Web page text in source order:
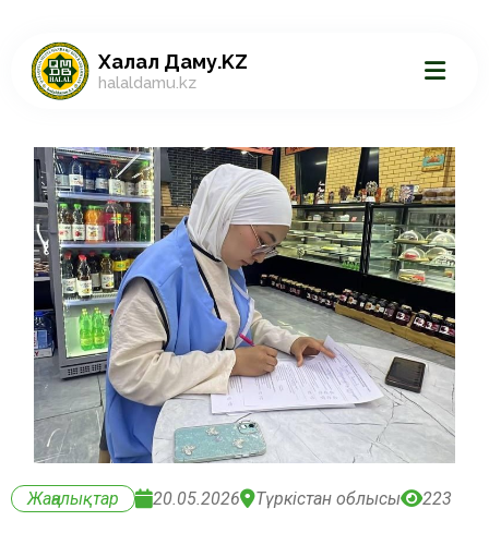
Халал Даму.KZ
halaldamu.kz
Жаңалықтар 20.05.2026 Түркістан облысы 223